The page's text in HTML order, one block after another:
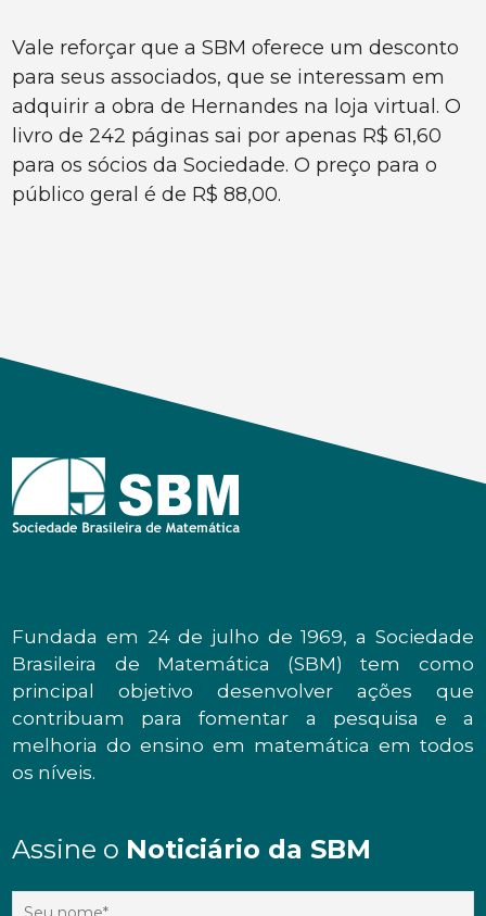
Vale reforçar que a SBM oferece um desconto
para seus associados, que se interessam em
adquirir a obra de Hernandes na loja virtual. O
livro de 242 páginas sai por apenas R$ 61,60
para os sócios da Sociedade. O preço para o
público geral é de R$ 88,00.
Fundada em 24 de julho de 1969, a Sociedade
Brasileira de Matemática (SBM) tem como
principal objetivo desenvolver ações que
contribuam para fomentar a pesquisa e a
melhoria do ensino em matemática em todos
os níveis.
Assine o Noticiário da SBM